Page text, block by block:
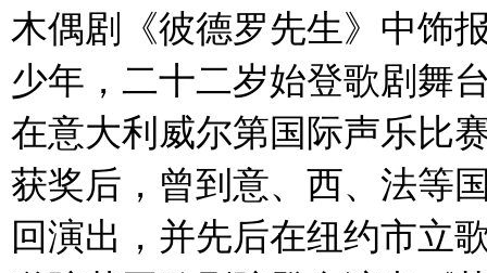
木偶剧《彼德罗先生》中饰
少年，二十二岁始登歌剧舞
在意大利威尔第国际声乐比
获奖后，曾到意、西、法等
回演出，并先后在纽约市立